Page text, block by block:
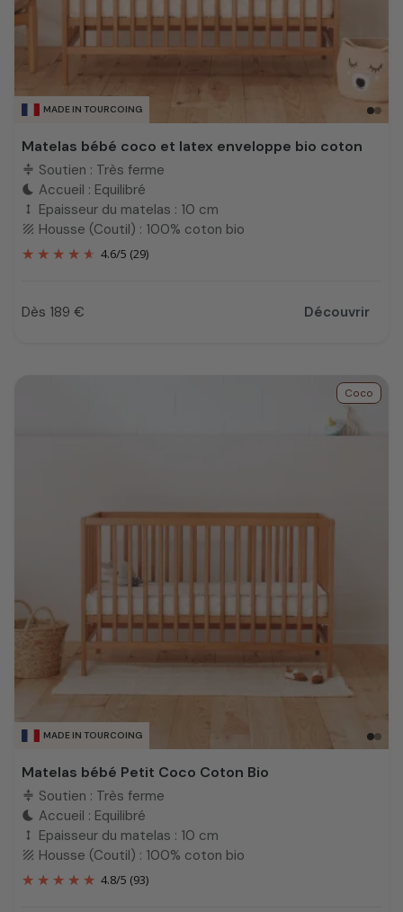
MADE IN TOURCOING
Matelas bébé coco et latex enveloppe bio coton
compress Soutien : Très ferme
bedtime Accueil : Equilibré
height Epaisseur du matelas : 10 cm
texture Housse (Coutil) : 100% coton bio
4.6/5 (29)
Prix
Dès 189 € Découvrir
MADE IN TOURCOING
Coco
Matelas bébé Petit Coco Coton Bio
compress Soutien : Très ferme
bedtime Accueil : Equilibré
height Epaisseur du matelas : 10 cm
texture Housse (Coutil) : 100% coton bio
4.8/5 (93)